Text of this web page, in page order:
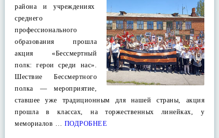
района и учреждениях
среднего
профессионального
образования прошла
акция «Бессмертный
полк: герои среди нас».
Шествие Бессмертного
полка — мероприятие,
ставшее уже традиционным для нашей страны, акция
прошла в классах, на торжественных линейках, у
мемориалов … ПОДРОБНЕЕ